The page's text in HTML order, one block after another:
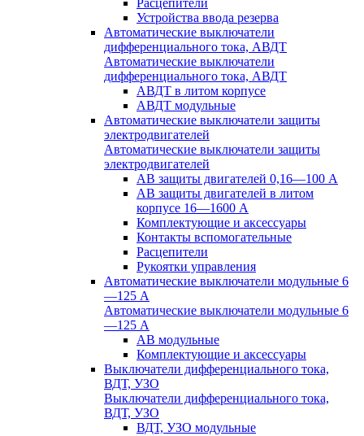
Расцепители
Устройства ввода резерва
Автоматические выключатели
дифференциального тока, АВДТ
Автоматические выключатели
дифференциального тока, АВДТ
АВДТ в литом корпусе
АВДТ модульные
Автоматические выключатели защиты
электродвигателей
Автоматические выключатели защиты
электродвигателей
АВ защиты двигателей 0,16—100 А
АВ защиты двигателей в литом
корпусе 16—1600 А
Комплектующие и аксессуары
Контакты вспомогательные
Расцепители
Рукоятки управления
Автоматические выключатели модульные 6
—125 А
Автоматические выключатели модульные 6
—125 А
АВ модульные
Комплектующие и аксессуары
Выключатели дифференциального тока,
ВДТ, УЗО
Выключатели дифференциального тока,
ВДТ, УЗО
ВДТ, УЗО модульные